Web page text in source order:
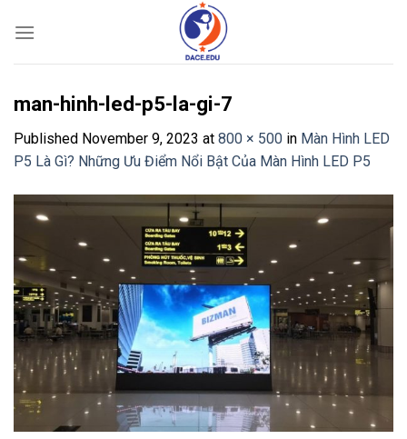
man-hinh-led-p5-la-gi-7
Published November 9, 2023 at 800 × 500 in Màn Hình LED
P5 Là Gì? Những Ưu Điểm Nổi Bật Của Màn Hình LED P5